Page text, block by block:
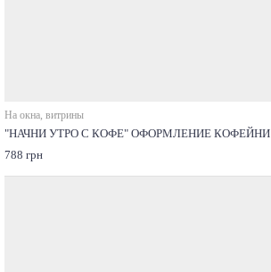
На окна, витрины
"НАЧНИ УТРО С КОФЕ" ОФОРМЛЕНИЕ КОФЕЙНИ
788 грн